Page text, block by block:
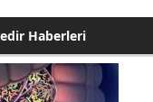
Haberleri